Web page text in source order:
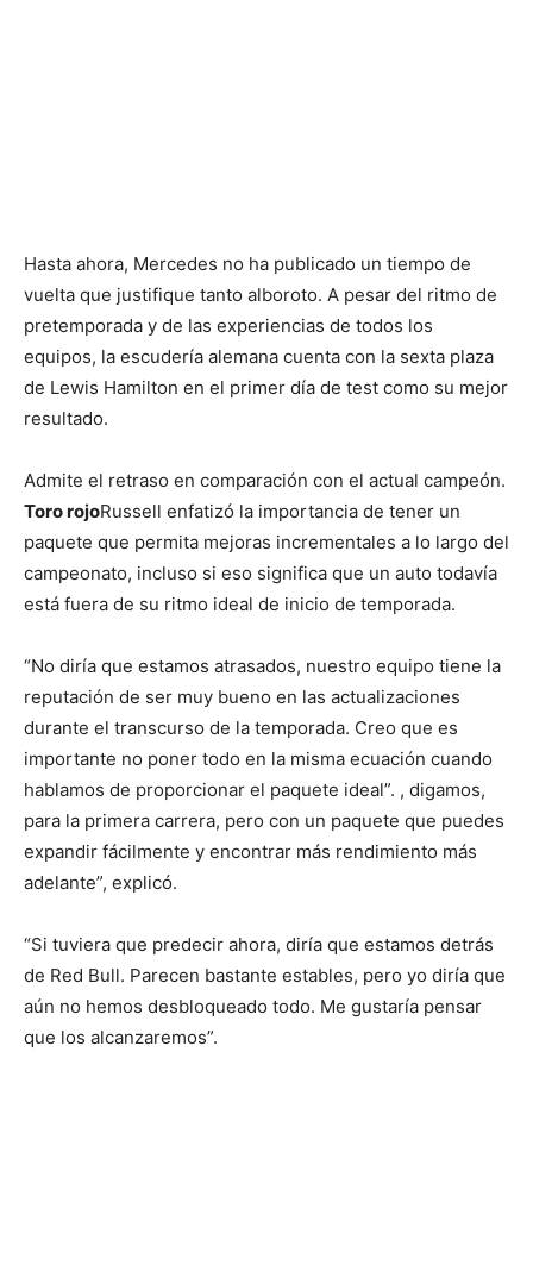
Hasta ahora, Mercedes no ha publicado un tiempo de
vuelta que justifique tanto alboroto. A pesar del ritmo de
pretemporada y de las experiencias de todos los
equipos, la escudería alemana cuenta con la sexta plaza
de Lewis Hamilton en el primer día de test como su mejor
resultado.
Admite el retraso en comparación con el actual campeón.
Toro rojoRussell enfatizó la importancia de tener un
paquete que permita mejoras incrementales a lo largo del
campeonato, incluso si eso significa que un auto todavía
está fuera de su ritmo ideal de inicio de temporada.
“No diría que estamos atrasados, nuestro equipo tiene la
reputación de ser muy bueno en las actualizaciones
durante el transcurso de la temporada. Creo que es
importante no poner todo en la misma ecuación cuando
hablamos de proporcionar el paquete ideal”. , digamos,
para la primera carrera, pero con un paquete que puedes
expandir fácilmente y encontrar más rendimiento más
adelante”, explicó.
“Si tuviera que predecir ahora, diría que estamos detrás
de Red Bull. Parecen bastante estables, pero yo diría que
aún no hemos desbloqueado todo. Me gustaría pensar
que los alcanzaremos”.